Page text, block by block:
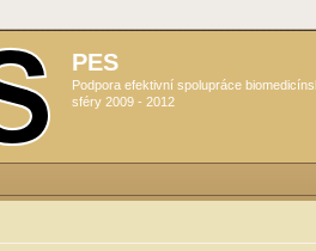
PES
Podpora efektivní spolupráce
sféry 2009 - 2012